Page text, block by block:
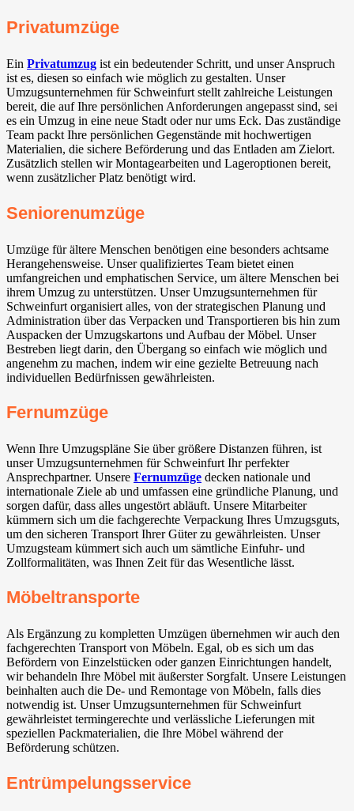
Privatumzüge
Ein Privatumzug ist ein bedeutender Schritt, und unser Anspruch
ist es, diesen so einfach wie möglich zu gestalten. Unser
Umzugsunternehmen für Schweinfurt stellt zahlreiche Leistungen
bereit, die auf Ihre persönlichen Anforderungen angepasst sind, sei
es ein Umzug in eine neue Stadt oder nur ums Eck. Das zuständige
Team packt Ihre persönlichen Gegenstände mit hochwertigen
Materialien, die sichere Beförderung und das Entladen am Zielort.
Zusätzlich stellen wir Montagearbeiten und Lageroptionen bereit,
wenn zusätzlicher Platz benötigt wird.
Seniorenumzüge
Umzüge für ältere Menschen benötigen eine besonders achtsame
Herangehensweise. Unser qualifiziertes Team bietet einen
umfangreichen und emphatischen Service, um ältere Menschen bei
ihrem Umzug zu unterstützen. Unser Umzugsunternehmen für
Schweinfurt organisiert alles, von der strategischen Planung und
Administration über das Verpacken und Transportieren bis hin zum
Auspacken der Umzugskartons und Aufbau der Möbel. Unser
Bestreben liegt darin, den Übergang so einfach wie möglich und
angenehm zu machen, indem wir eine gezielte Betreuung nach
individuellen Bedürfnissen gewährleisten.
Fernumzüge
Wenn Ihre Umzugspläne Sie über größere Distanzen führen, ist
unser Umzugsunternehmen für Schweinfurt Ihr perfekter
Ansprechpartner. Unsere Fernumzüge decken nationale und
internationale Ziele ab und umfassen eine gründliche Planung, und
sorgen dafür, dass alles ungestört abläuft. Unsere Mitarbeiter
kümmern sich um die fachgerechte Verpackung Ihres Umzugsguts,
um den sicheren Transport Ihrer Güter zu gewährleisten. Unser
Umzugsteam kümmert sich auch um sämtliche Einfuhr- und
Zollformalitäten, was Ihnen Zeit für das Wesentliche lässt.
Möbeltransporte
Als Ergänzung zu kompletten Umzügen übernehmen wir auch den
fachgerechten Transport von Möbeln. Egal, ob es sich um das
Befördern von Einzelstücken oder ganzen Einrichtungen handelt,
wir behandeln Ihre Möbel mit äußerster Sorgfalt. Unsere Leistungen
beinhalten auch die De- und Remontage von Möbeln, falls dies
notwendig ist. Unser Umzugsunternehmen für Schweinfurt
gewährleistet termingerechte und verlässliche Lieferungen mit
speziellen Packmaterialien, die Ihre Möbel während der
Beförderung schützen.
Entrümpelungsservice